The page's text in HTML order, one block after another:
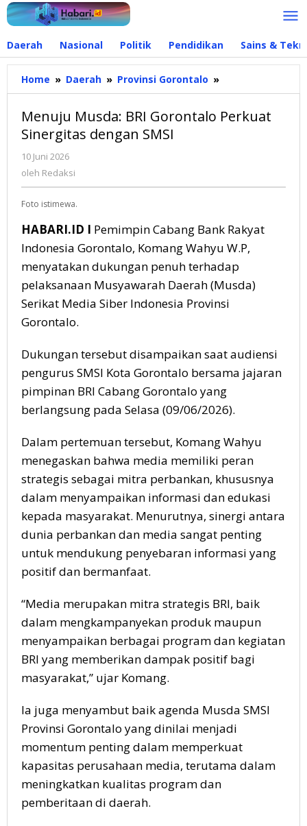
Lewati
ke
Daerah Nasional Politik Pendidikan Sains &
Home » Daerah » Provinsi Gorontalo »
Musda:
Gorontalo
Menuju Musda: BRI Gorontalo Perkuat
Sinergitas dengan SMSI
10 Juni 2026
oleh Redaksi
Foto istimewa.
HABARI.ID I Pemimpin Cabang Bank Rakyat
Indonesia Gorontalo, Komang Wahyu W.P,
menyatakan dukungan penuh terhadap
pelaksanaan Musyawarah Daerah (Musda)
Serikat Media Siber Indonesia Provinsi
Gorontalo.
Dukungan tersebut disampaikan saat audiensi
pengurus SMSI Kota Gorontalo bersama jajaran
pimpinan BRI Cabang Gorontalo yang
berlangsung pada Selasa (09/06/2026).
Dalam pertemuan tersebut, Komang Wahyu
menegaskan bahwa media memiliki peran
strategis sebagai mitra perbankan, khususnya
dalam menyampaikan informasi dan edukasi
kepada masyarakat. Menurutnya, sinergi antara
dunia perbankan dan media sangat penting
untuk mendukung penyebaran informasi yang
positif dan bermanfaat.
“Media merupakan mitra strategis BRI, baik
dalam mengkampanyekan produk maupun
menyampaikan berbagai program dan kegiatan
BRI yang memberikan dampak positif bagi
masyarakat,” ujar Komang.
Ia juga menyambut baik agenda Musda SMSI
Provinsi Gorontalo yang dinilai menjadi
momentum penting dalam memperkuat
kapasitas perusahaan media, terutama dalam
meningkatkan kualitas program dan
pemberitaan di daerah.